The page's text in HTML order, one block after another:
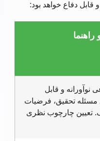
دفاع خواهد بود:
نوآورانه و قابل
مسئله تحقیق، فرضیات
تعیین چارچوب نظری